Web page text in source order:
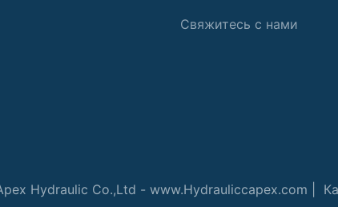
Свяжитесь с нами
Hydraulic Co.,Ltd - www.Hydrauliccapex.com |